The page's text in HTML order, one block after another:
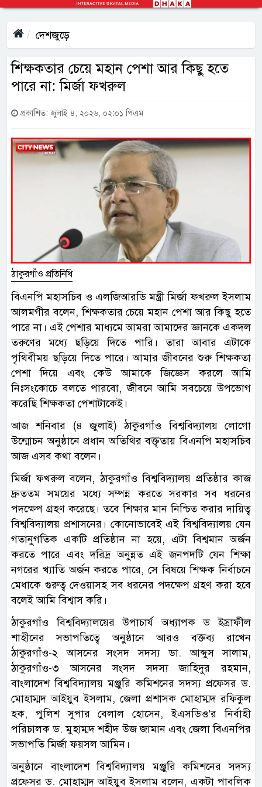
দেশজুড়ে
শিক্ষকতার চেয়ে মহান পেশা আর কিছু হতে
পারে না: মির্জা ফখরুল
প্রকাশিত: জুলাই ৪, ২০২৬, ০২:০১ পিএম
ঠাকুরগাঁও প্রতিনিধি
বিএনপি মহাসচিব ও এলজিআরডি মন্ত্রী মির্জা ফখরুল ইসলাম
আলমগীর বলেন, শিক্ষকতার চেয়ে মহান পেশা আর কিছু হতে
পারে না। এই পেশার মাধ্যমে আমরা আমাদের জ্ঞানকে একদল
তরুণের মধ্যে ছড়িয়ে দিতে পারি। তারা আবার এটাকে
পৃথিবীময় ছড়িয়ে দিতে পারে। আমার জীবনের শুরু শিক্ষকতা
পেশা দিয়ে এবং কেউ আমাকে জিজ্ঞেস করলে আমি
নিঃসংকোচে বলতে পারবো, জীবনে আমি সবচেয়ে উপভোগ
করেছি শিক্ষকতা পেশাটাকেই।
আজ শনিবার (৪ জুলাই) ঠাকুরগাঁও বিশ্ববিদ্যালয় লোগো
উন্মোচন অনুষ্ঠানে প্রধান অতিথির বক্তৃতায় বিএনপি মহাসচিব
আজ এসব কথা বলেন।
মির্জা ফখরুল বলেন, ঠাকুরগাঁও বিশ্ববিদ্যালয় প্রতিষ্ঠার কাজ
দ্রুততম সময়ের মধ্যে সম্পন্ন করতে সরকার সব ধরনের
পদক্ষেপ গ্রহণ করেছে। তবে শিক্ষার মান নিশ্চিত করার দায়িত্ব
বিশ্ববিদ্যালয় প্রশাসনের। কোনোভাবেই এই বিশ্ববিদ্যালয় যেন
গতানুগতিক একটি প্রতিষ্ঠান না হয়ে, এটা বিশ্বমান অর্জন
করতে পারে এবং দরিদ্র অনুন্নত এই জনপদটি যেন শিক্ষা
নগরের খ্যাতি অর্জন করতে পারে, সে বিষয়ে শিক্ষক নির্বাচনে
মেধাকে গুরুত্ব দেওয়াসহ সব ধরনের পদক্ষেপ গ্রহণ করা হবে
বলেই আমি বিশ্বাস করি।
ঠাকুরগাঁও বিশ্ববিদ্যালয়ের উপাচার্য অধ্যাপক ড ইস্রাফীল
শাহীনের সভাপতিত্বে অনুষ্ঠানে আরও বক্তব্য রাখেন
ঠাকুরগাঁও-২ আসনের সংসদ সদস্য ডা. আব্দুস সালাম,
ঠাকুরগাঁও-৩ আসনের সংসদ সদস্য জাহিদুর রহমান,
বাংলাদেশ বিশ্ববিদ্যালয় মঞ্জুরি কমিশনের সদস্য প্রফেসর ড.
মোহাম্মদ আইয়ুব ইসলাম, জেলা প্রশাসক মোহাম্মদ রফিকুল
হক, পুলিশ সুপার বেলাল হোসেন, ইএসডিও’র নির্বাহী
পরিচালক ড. মুহাম্মদ শহীদ উজ জামান এবং জেলা বিএনপির
সভাপতি মির্জা ফয়সল আমিন।
অনুষ্ঠানে বাংলাদেশ বিশ্ববিদ্যালয় মঞ্জুরি কমিশনের সদস্য
প্রফেসর ড. মোহাম্মদ আইয়ুব ইসলাম বলেন, একটা পাবলিক